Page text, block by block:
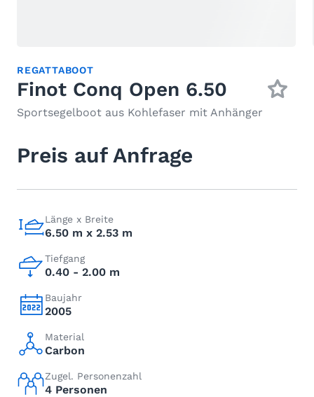
REGATTABOOT
Finot Conq Open 6.50
Sportsegelboot aus Kohlefaser mit Anhänger
Preis auf Anfrage
Länge x Breite
6.50 m x 2.53 m
Tiefgang
0.40 - 2.00 m
Baujahr
2005
Material
Carbon
Zugel. Personenzahl
4 Personen